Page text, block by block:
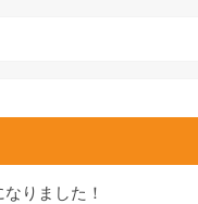
りました！